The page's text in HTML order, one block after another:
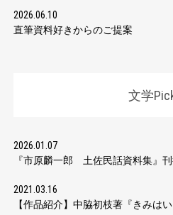
2026.06.10
直筆資料好きからのご提案
文学
2026.01.07
『市原麟一郎 土佐民話資料集』刊
2021.03.16
【作品紹介】中脇初枝著『きみはい